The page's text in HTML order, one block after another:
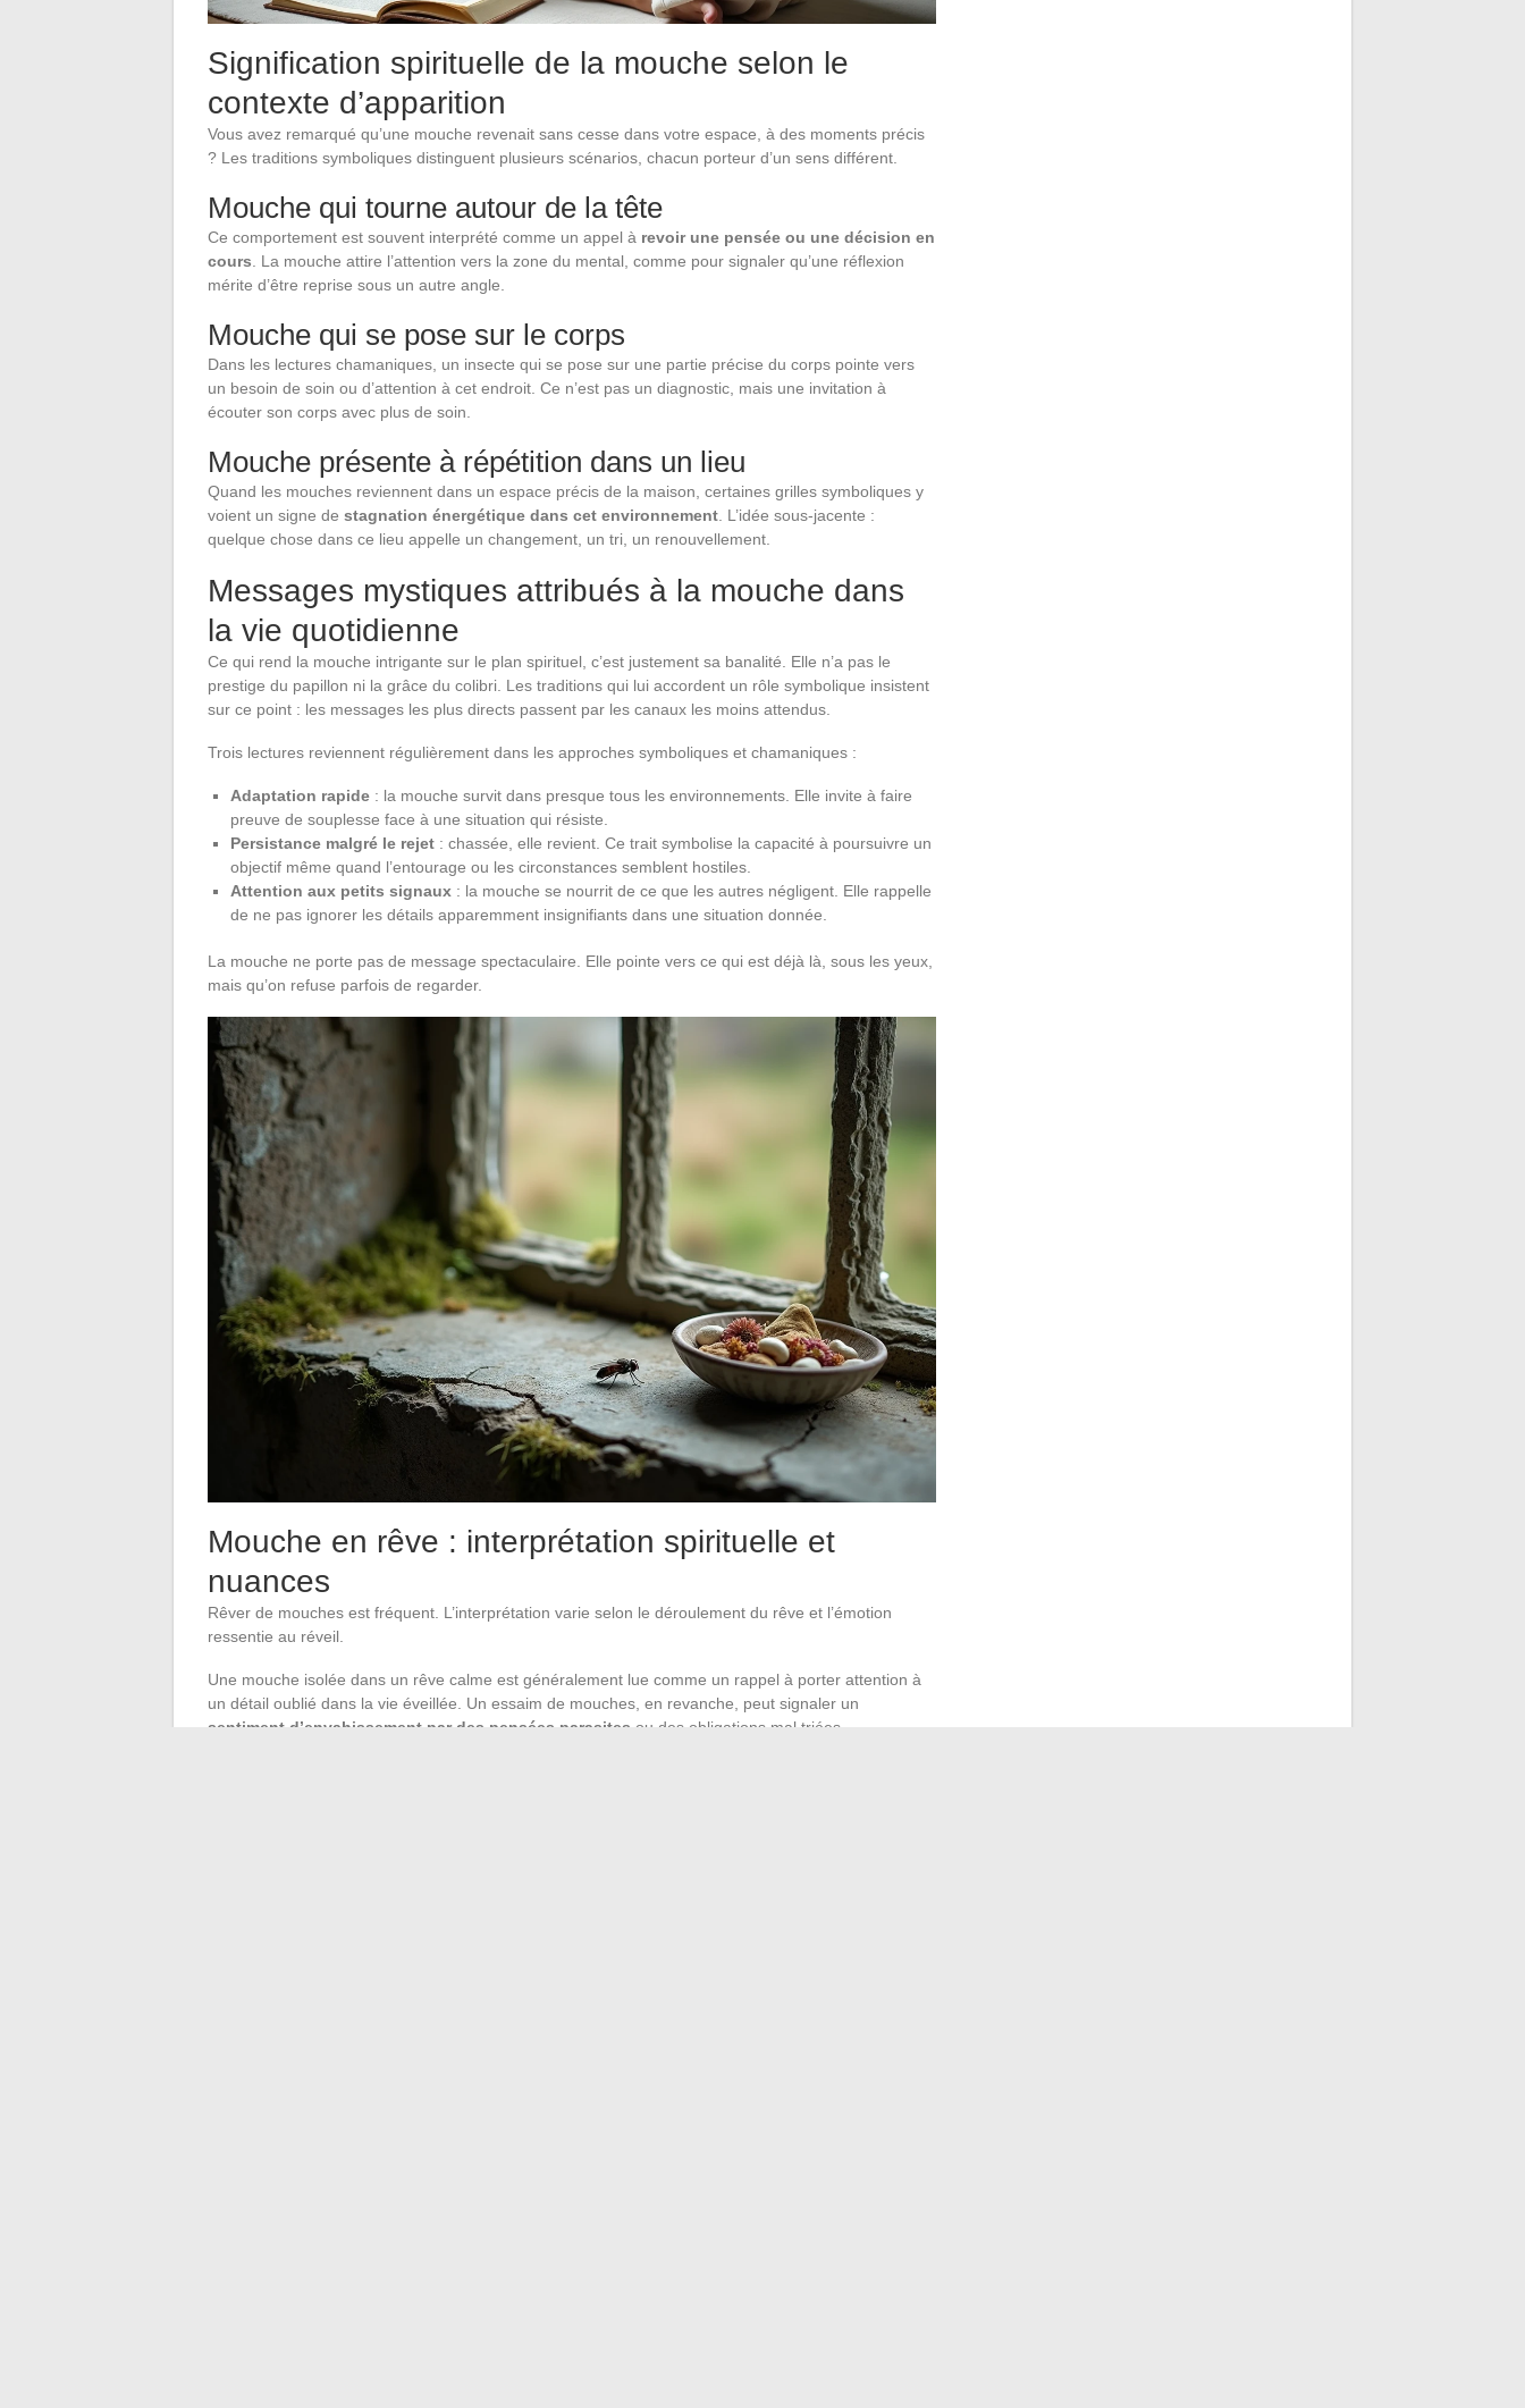
Signification spirituelle de la mouche selon le
contexte d’apparition
Vous avez remarqué qu’une mouche revenait sans cesse dans votre espace, à des moments précis
? Les traditions symboliques distinguent plusieurs scénarios, chacun porteur d’un sens différent.
Mouche qui tourne autour de la tête
Ce comportement est souvent interprété comme un appel à revoir une pensée ou une décision en
cours . La mouche attire l’attention vers la zone du mental, comme pour signaler qu’une réflexion
mérite d’être reprise sous un autre angle.
Mouche qui se pose sur le corps
Dans les lectures chamaniques, un insecte qui se pose sur une partie précise du corps pointe vers
un besoin de soin ou d’attention à cet endroit. Ce n’est pas un diagnostic, mais une invitation à
écouter son corps avec plus de soin.
Mouche présente à répétition dans un lieu
Quand les mouches reviennent dans un espace précis de la maison, certaines grilles symboliques y
voient un signe de stagnation énergétique dans cet environnement . L’idée sous-jacente :
quelque chose dans ce lieu appelle un changement, un tri, un renouvellement.
Messages mystiques attribués à la mouche dans
la vie quotidienne
Ce qui rend la mouche intrigante sur le plan spirituel, c’est justement sa banalité. Elle n’a pas le
prestige du papillon ni la grâce du colibri. Les traditions qui lui accordent un rôle symbolique insistent
sur ce point : les messages les plus directs passent par les canaux les moins attendus.
Trois lectures reviennent régulièrement dans les approches symboliques et chamaniques :
Adaptation rapide : la mouche survit dans presque tous les environnements. Elle invite à faire
preuve de souplesse face à une situation qui résiste.
Persistance malgré le rejet : chassée, elle revient. Ce trait symbolise la capacité à poursuivre un
objectif même quand l’entourage ou les circonstances semblent hostiles.
Attention aux petits signaux : la mouche se nourrit de ce que les autres négligent. Elle rappelle
de ne pas ignorer les détails apparemment insignifiants dans une situation donnée.
La mouche ne porte pas de message spectaculaire. Elle pointe vers ce qui est déjà là, sous les yeux,
mais qu’on refuse parfois de regarder.
Mouche en rêve : interprétation spirituelle et
nuances
Rêver de mouches est fréquent. L’interprétation varie selon le déroulement du rêve et l’émotion
ressentie au réveil.
Une mouche isolée dans un rêve calme est généralement lue comme un rappel à porter attention à
un détail oublié dans la vie éveillée. Un essaim de mouches, en revanche, peut signaler un
sentiment d’envahissement par des pensées parasites ou des obligations mal triées.